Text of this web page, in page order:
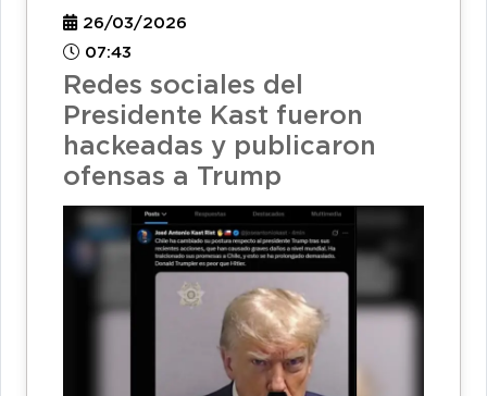
26/03/2026
07:43
Redes sociales del
Presidente Kast fueron
hackeadas y publicaron
ofensas a Trump